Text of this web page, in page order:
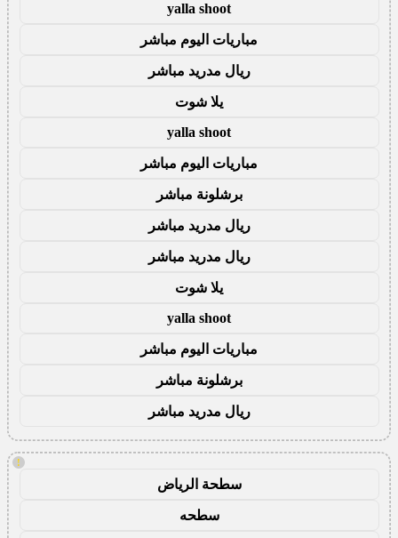
yalla shoot
مباريات اليوم مباشر
ريال مدريد مباشر
يلا شوت
yalla shoot
مباريات اليوم مباشر
برشلونة مباشر
ريال مدريد مباشر
ريال مدريد مباشر
يلا شوت
yalla shoot
مباريات اليوم مباشر
برشلونة مباشر
ريال مدريد مباشر
!
سطحة الرياض
سطحه